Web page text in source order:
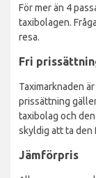
För mer än 4
taxibolagen.
resa.
Fri
Taximarknaden
prissättning
taxibolag och
skyldig att ta den
Jämförpris